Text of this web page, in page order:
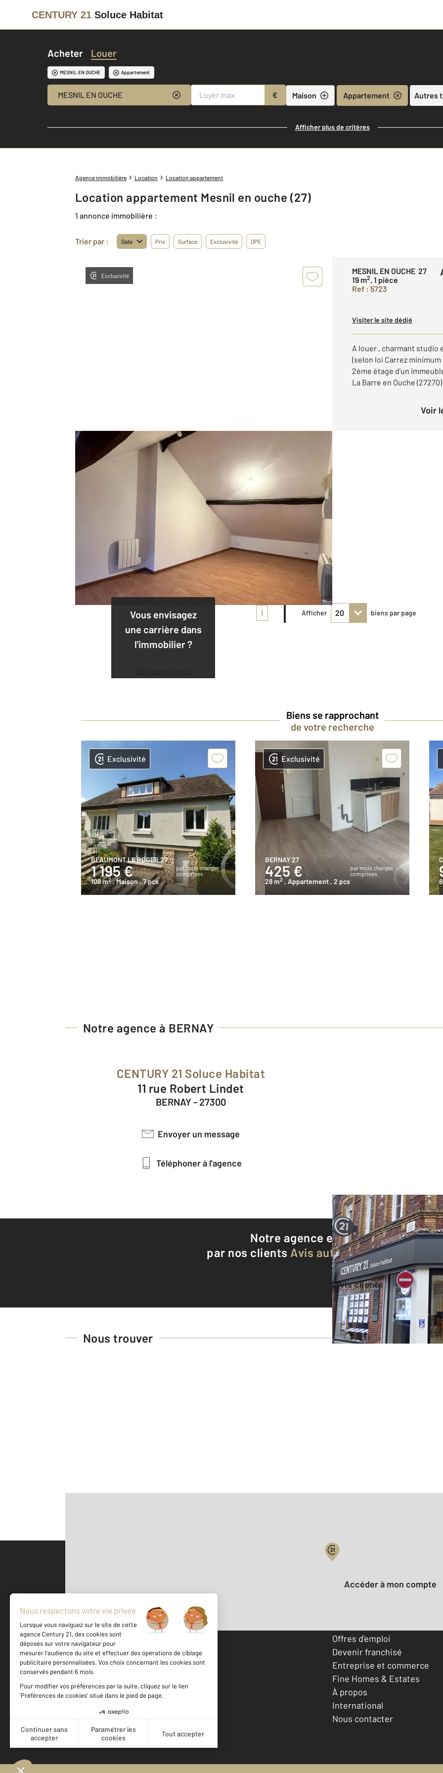
CENTURY 21 Soluce Habitat
Acheter Louer
MESNIL EN OUCHE Appartement
MESNIL EN OUCHE € Maison Appartement Autres
Afficher plus de critères
Agence immobilière Location Location appartement
Location appartement Mesnil en ouche (27)
1 annonce immobilière :
Trier par : Date Prix Surface Exclusivité DPE
Exclusivité
MESNIL EN OUCHE 27
19 m2, 1 pièce
Ref : 5723
Visiter le site dédié
A louer , charmant studio
(selon loi Carrez
2ème étage d'un
La Barre en Ouche
Voir
Vous envisagez
une carrière dans
l'immobilier ?
1 Afficher biens par page
Biens se rapprochant
de votre recherche
Exclusivité
BEAUMONT LE ROGER 27
1 195 €
par mois charges
comprises
108 m2 , Maison, 7 pcs
Exclusivité
BERNAY 27
425 €
par mois charges
comprises
28 m2 , Appartement , 2 pcs
Notre agence à BERNAY
CENTURY 21 Soluce Habitat
11 rue Robert Lindet
BERNAY - 27300
Envoyer un message
Téléphoner à l'agence
Notre agence est notée9,2/10
par nos clients Avis authentifiés par
Voir tous les avis clients
Nous trouver
500 m ©Mappy
Votre compte :
Accéder à mon compte
Votre agence est notée
Achat
Location
Offres d'emploi
Devenir franchisé
Entreprise et commerce
Fine Homes & Estates
À propos
International
Nous contacter